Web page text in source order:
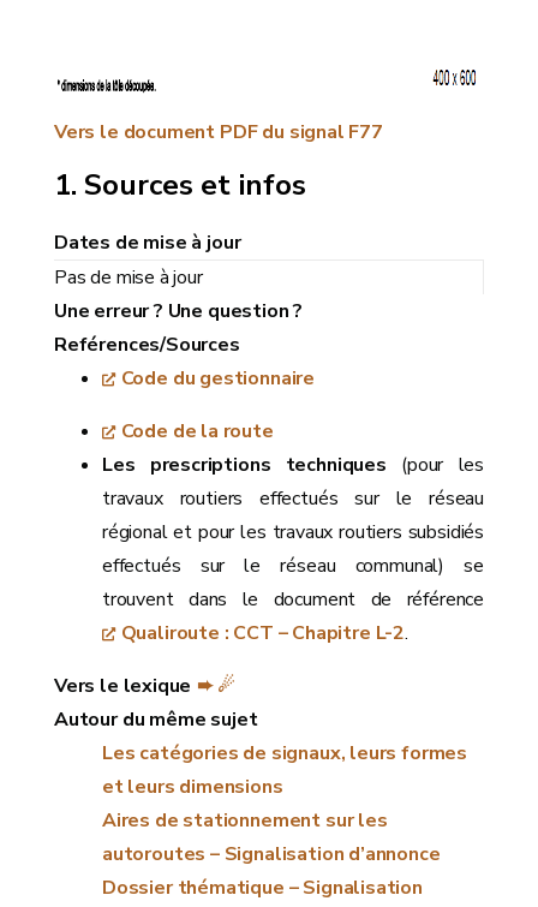
Vers le document PDF du signal F77
Sources et infos
Dates de mise à jour
Pas de mise à jour
Une erreur ? Une question ?
Reférences/Sources
Code du gestionnaire
Code de la route
Les prescriptions techniques (pour les
travaux routiers effectués sur le réseau
régional et pour les travaux routiers subsidiés
effectués sur le réseau communal) se
trouvent dans le document de référence
Qualiroute : CCT – Chapitre L-2.
Vers le lexique ➨ ☄
Autour du même sujet
Les catégories de signaux, leurs formes
et leurs dimensions
Aires de stationnement sur les
autoroutes – Signalisation d’annonce
Dossier thématique – Signalisation